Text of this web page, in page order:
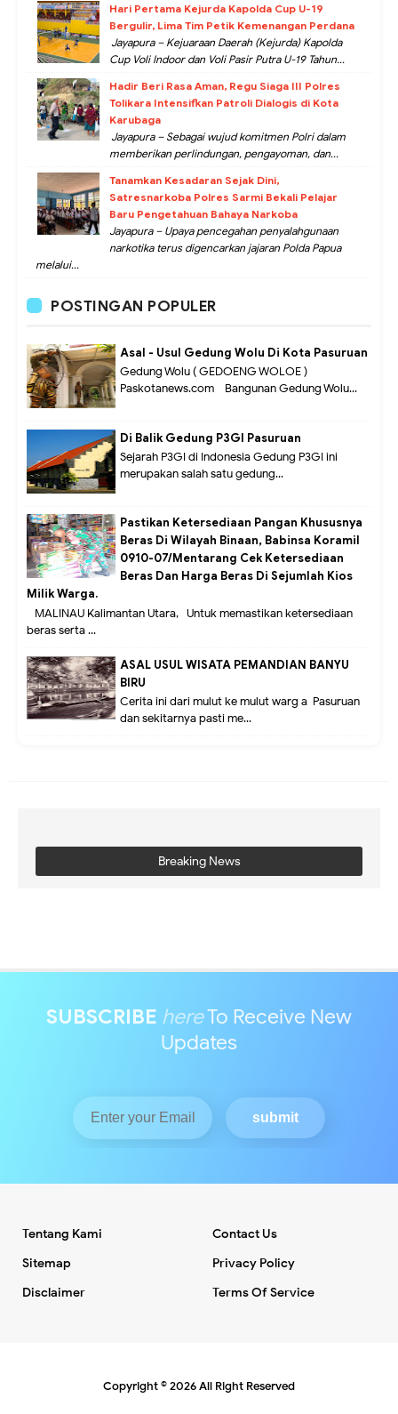
Hari Pertama Kejurda Kapolda Cup U-19
Bergulir, Lima Tim Petik Kemenangan Perdana
Jayapura – Kejuaraan Daerah (Kejurda) Kapolda
Cup Voli Indoor dan Voli Pasir Putra U-19 Tahun...
Hadir Beri Rasa Aman, Regu Siaga III Polres
Tolikara Intensifkan Patroli Dialogis di Kota
Karubaga
Jayapura – Sebagai wujud komitmen Polri dalam
memberikan perlindungan, pengayoman, dan...
Tanamkan Kesadaran Sejak Dini,
Satresnarkoba Polres Sarmi Bekali Pelajar
Baru Pengetahuan Bahaya Narkoba
Jayapura – Upaya pencegahan penyalahgunaan
narkotika terus digencarkan jajaran Polda Papua
melalui...
POSTINGAN POPULER
Asal - Usul Gedung Wolu Di Kota Pasuruan
Gedung Wolu ( GEDOENG WOLOE )
Paskotanews.com - Bangunan Gedung Wolu...
Di Balik Gedung P3GI Pasuruan
Sejarah P3GI di Indonesia Gedung P3GI ini
merupakan salah satu gedung...
Pastikan Ketersediaan Pangan Khususnya
Beras Di Wilayah Binaan, Babinsa Koramil
0910-07/Mentarang Cek Ketersediaan
Beras Dan Harga Beras Di Sejumlah Kios
Milik Warga.
MALINAU Kalimantan Utara,- Untuk memastikan ketersediaan
beras serta ...
ASAL USUL WISATA PEMANDIAN BANYU
BIRU
Cerita ini dari mulut ke mulut warg a Pasuruan
dan sekitarnya pasti me...
Breaking News
SUBSCRIBE hereTo Receive New
Updates
Tentang Kami
Contact Us
Sitemap
Privacy Policy
Disclaimer
Terms Of Service
Copyright ©2026All Right Reserved